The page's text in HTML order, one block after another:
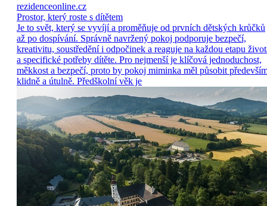
rezidenceonline.cz
Prostor, který roste s dítětem
Je to svět, který se vyvíjí a proměňuje od prvních dětských krůčků
až po dospívání. Správně navržený pokoj podporuje bezpečí,
kreativitu, soustředění i odpočinek a reaguje na každou etapu
a specifické potřeby dítěte. Pro nejmenší je klíčová jednoduchost,
měkkost a bezpečí, proto by pokoj miminka měl působit
klidně a útulně. Předškolní věk je